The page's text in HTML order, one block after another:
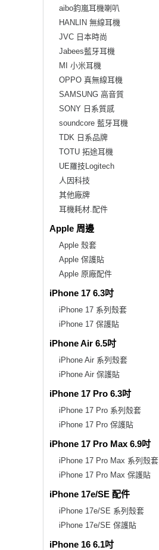
aibo鈞嵐耳機喇叭
HANLIN 無線耳機
JVC 日本時尚
Jabees藍牙耳機
MI 小米耳機
OPPO 真無線耳機
SAMSUNG 高音質
SONY 日系質感
soundcore 藍牙耳機
TDK 日系品牌
TOTU 拓途耳機
UE羅技Logitech
人因科技
其他廠牌
耳機耗材.配件
Apple 周邊
Apple 殼套
Apple 保護貼
Apple 原廠配件
iPhone 17 6.3吋
iPhone 17 系列殼套
iPhone 17 保護貼
iPhone Air 6.5吋
iPhone Air 系列殼套
iPhone Air 保護貼
iPhone 17 Pro 6.3吋
iPhone 17 Pro 系列殼套
iPhone 17 Pro 保護貼
iPhone 17 Pro Max 6.9吋
iPhone 17 Pro Max 系列殼套
iPhone 17 Pro Max 保護貼
iPhone 17e/SE 配件
iPhone 17e/SE 系列殼套
iPhone 17e/SE 保護貼
iPhone 16 6.1吋